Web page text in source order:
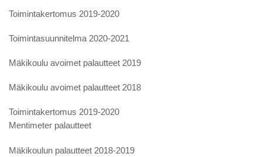
Toimintakertomus 2019-2020
Toimintasuunnitelma 2020-2021
Mäkikoulu avoimet palautteet 2019
Mäkikoulu avoimet palautteet 2018
Toimintakertomus 2019-2020
Mentimeter palautteet
Mäkikoulun palautteet 2018-2019